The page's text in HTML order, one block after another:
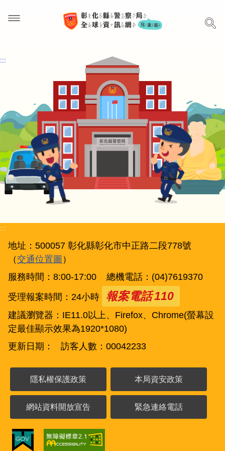
聯絡警察叔叔
如何保護自己
English
:::
:::
地址：500057 彰化縣彰化市中正路二段778號
（交通位置圖 ）
服務時間：8:00-17:00 總機電話：(04)7619370
受理報案時間：24小時
報案電話110
建議瀏覽器：IE11.0以上、Firefox、Chrome(螢幕設
定最佳顯示效果為1920*1080)
更新日期： 訪客人數：00042233
隱私權保護政策 本局資安政策
網站資料開放宣告 緊急連絡電話